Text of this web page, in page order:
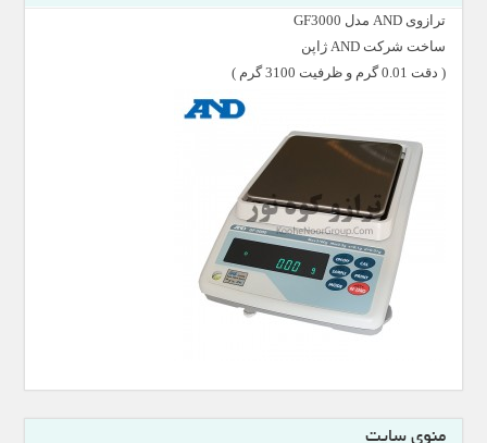
ترازوی AND مدل GF3000
ساخت شرکت AND ژاپن
( دقت 0.01 گرم و ظرفیت 3100 گرم )
منوی سایت